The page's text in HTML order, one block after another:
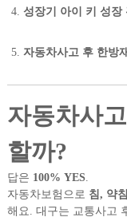
성장기 아이 키 성장
자동차사고 후 한방
자동차사
할까?
답은 100% YES.
자동차보험으로 침, 약
해요. 대구는 교통사고